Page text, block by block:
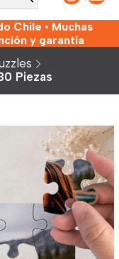
Chile • Muchas
y garantía
Piezas